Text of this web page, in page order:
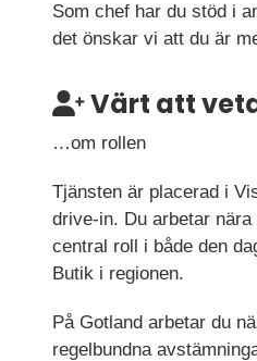
Som chef har du stöd i
det önskar vi att du är
Värt att
…om rollen
Tjänsten är placerad i
drive-in. Du arbetar
central roll i både den
Butik i regionen.
På Gotland arbetar du
regelbundna